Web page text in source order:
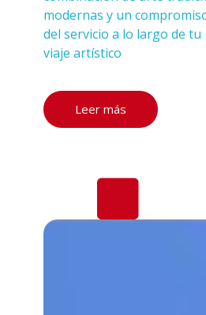
modernas y un
del servicio a lo largo de tu
viaje artístico
Leer más